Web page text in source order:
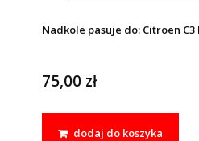
Nadkole pasuje do: Citroen C3
75,00 zł
dodaj do koszyka